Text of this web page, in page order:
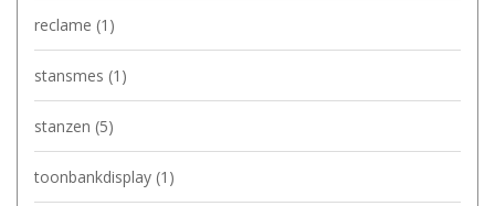
reclame (1)
stansmes (1)
stanzen (5)
toonbankdisplay (1)